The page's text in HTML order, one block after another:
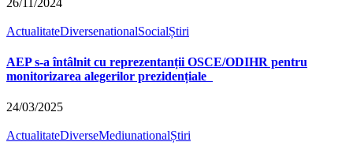
ActualitateDiversenationalSocialȘtiri
AEP s-a întâlnit cu reprezentanții OSCE/ODIHR pentru
monitorizarea alegerilor prezidențiale
24/03/2025
ActualitateDiverseMediunationalȘtiri